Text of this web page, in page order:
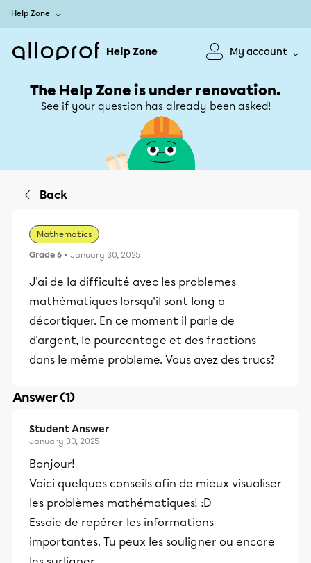
Help Zone
Help Zone My account
The Help Zone is under renovation.
See if your question has already been asked!
Back
Mathematics
Grade 6 • January 30, 2025
J'ai de la difficulté avec les problemes
mathématiques lorsqu'il sont long a
décortiquer. En ce moment il parle de
d'argent, le pourcentage et des fractions
dans le même probleme. Vous avez des trucs?
Answer (1)
Student Answer
January 30, 2025
Bonjour!
Voici quelques conseils afin de mieux visualiser
les problèmes mathématiques! :D
Essaie de repérer les informations
importantes. Tu peux les souligner ou encore